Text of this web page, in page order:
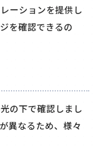
ーションを提供し
を確認できるの
の下で確認しまし
異なるため、様々